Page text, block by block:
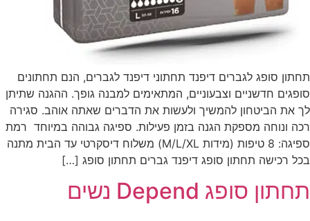
תחתון סופג לגברים דיפנד תחתוני דיפנד לגברים, הנם תחתונים
סופגים חדשניים וצבעוניים, המתאימים למבנה גופך. ההגנה שתיתן
לך את הביטחון להמשיך ולעשות את הדברים שאתה אוהב. סגירה
רכה ונוחה מספקת הגנה בזמן פעילות. ספיגה גבוהה במיוחד רמת
ספיגה: 8 טיפות (מידות M/L/XL) משלוח דיסקרטי עד הבית מתנה
בכל רכישה תחתון סופג דיפנד גברים תחתון סופג […]
תחתון סופג Depend נשים